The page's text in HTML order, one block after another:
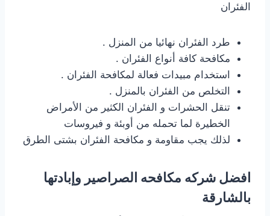
الفئران
طرد الفئران نهائيا من المنزل .
مكافحة كافة أنواع الفئران .
استخدام مبيدات فعالة لمكافحة الفئران .
التخلص من الفئران بالمنزل .
تنقل الحشرات و الفئران الكثير من الأمراض
الخطيرة لما تحمله من أوبئة و فيروسات
لذلك يجب مقاومة و مكافحة الفئران بشتى الطرق
افضل شركه مكافحه الصراصير وإبادتها
بالشارقة